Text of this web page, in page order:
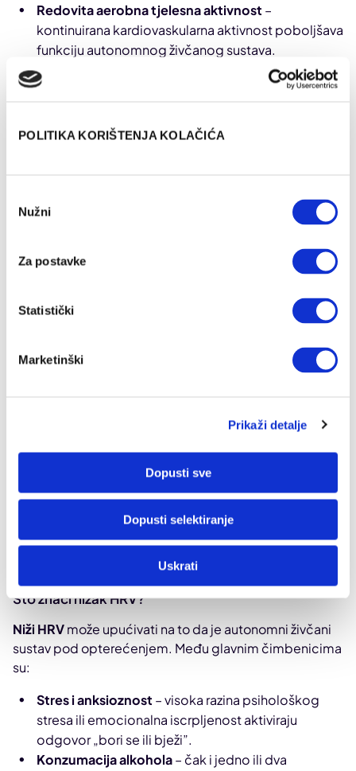
POLITIKA KORIŠTENJA KOLAČIĆA
pristanka
Nužni
Za postavke
Statistički
Marketinški
Prikaži detalje
Dopusti sve
Dopusti selektiranje
Uskrati
Redovita aerobna tjelesna aktivnost –
kontinuirana kardiovaskularna aktivnost poboljšava
funkciju autonomnog živčanog sustava.
Kvalitetan san
– pravilna higijena spavanja i
dovoljno sna mogu poboljšati HRV.
vježbe dubokog disanja potiču aktivnost
HRV-om.
oporavak između intenzivnih treninga sprječava
preopterećenje organizma.
stresa i buke.
Što znači nizak HRV?
Niži HRVmože upućivati na to da je autonomni živčani
sustav pod opterećenjem. Među glavnim čimbenicima
su:
Stres i anksioznost – visoka razina psihološkog
stresa ili emocionalna iscrpljenost aktiviraju
odgovor „bori se ili bježi”.
Konzumacija alkohola– čak i jedno ili dva